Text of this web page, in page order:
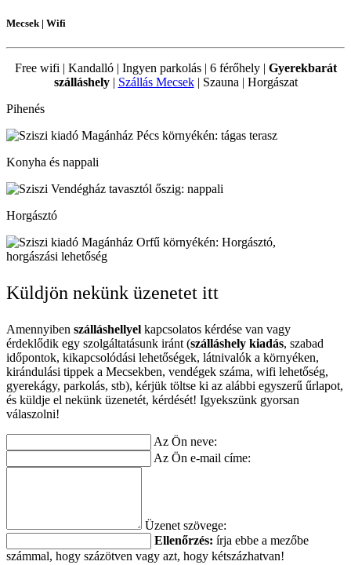
Mecsek | Wifi
Free wifi | Kandalló | Ingyen parkolás | 6 férőhely | Gyerekbarát
szálláshely| Szállás Mecsek| Szauna | Horgászat
Pihenés
Konyha és nappali
Horgásztó
Küldjön nekünk üzenetet itt
Amennyiben szálláshellyel kapcsolatos kérdése van vagy
érdeklődik egy szolgáltatásunk iránt (szálláshely kiadás, szabad
időpontok, kikapcsolódási lehetőségek, látnivalók a környéken,
kirándulási tippek a Mecsekben, vendégek száma, wifi lehetőség,
gyerekágy, parkolás, stb), kérjük töltse ki az alábbi egyszerű űrlapot,
és küldje el nekünk üzenetét, kérdését! Igyekszünk gyorsan
válaszolni!
Az Ön neve:
Az Ön e-mail címe:
Üzenet szövege:
Ellenőrzés: írja ebbe a mezőbe
számmal, hogy százötven vagy azt, hogy kétszázhatvan!